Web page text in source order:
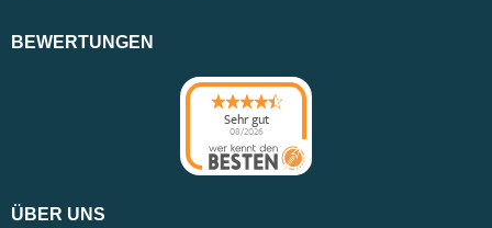
BEWERTUNGEN
Sehr gut
08/2026
ÜBER UNS